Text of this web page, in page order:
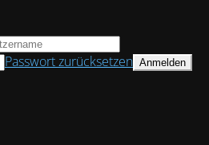
Passwort zurücksetzen